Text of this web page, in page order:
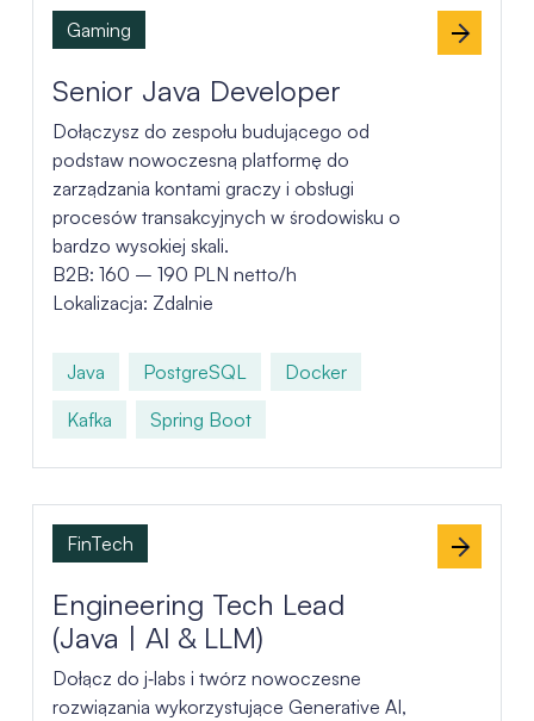
Senior Java Developer
Dołączysz do zespołu budującego od
podstaw nowoczesną platformę do
zarządzania kontami graczy i obsługi
procesów transakcyjnych w środowisku o
bardzo wysokiej skali.
B2B: 160 – 190 PLN netto/h
Lokalizacja: Zdalnie
Gaming
Java PostgreSQL
Docker
Kafka
Spring Boot
Engineering Tech Lead
(Java | AI & LLM)
Dołącz do j‑labs i twórz nowoczesne
rozwiązania wykorzystujące Generative AI,
FinTech